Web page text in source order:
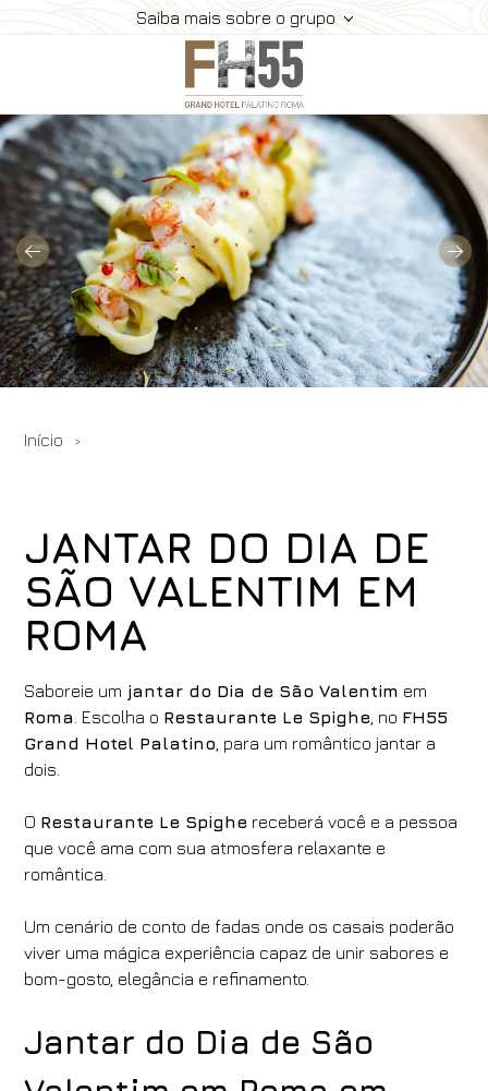
Saiba mais sobre o grupo
Hotel
Quartos
Suite
Restaurante E Bar
Reuniões
Localização
Início
JANTAR DO DIA DE
SÃO VALENTIM EM
ROMA
Saboreie um jantar do Dia de São Valentim em
Roma . Escolha o Restaurante Le Spighe , no FH55
Grand Hotel Palatino , para um romântico jantar a
dois.
O Restaurante Le Spighe receberá você e a pessoa
que você ama com sua atmosfera relaxante e
romântica.
Um cenário de conto de fadas onde os casais poderão
viver uma mágica experiência capaz de unir sabores e
bom-gosto, elegância e refinamento.
Jantar do Dia de São